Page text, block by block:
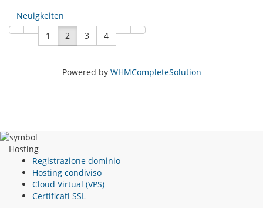
Neuigkeiten
1
2 3 4
Powered by WHMCompleteSolution
Hosting
Registrazione dominio
Hosting condiviso
Cloud Virtual (VPS)
Certificati SSL